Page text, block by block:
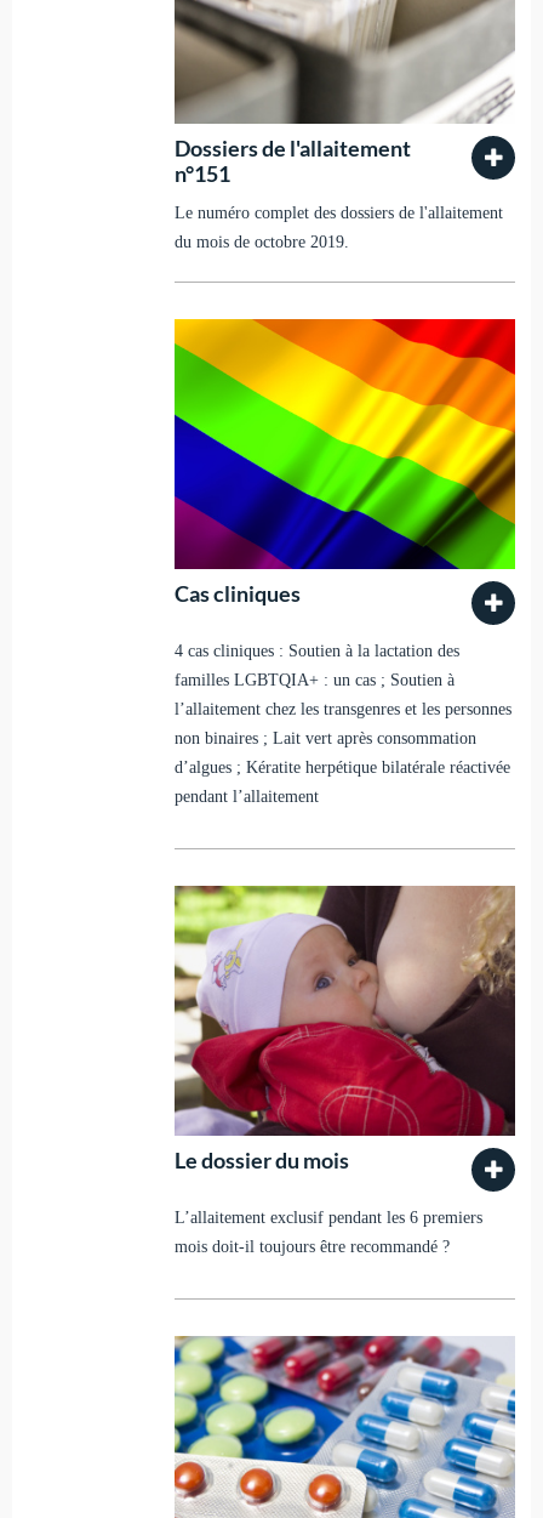
Dossiers de l'allaitement
n°151
Le numéro complet des dossiers de l'allaitement
du mois de octobre 2019.
Cas cliniques
4 cas cliniques : Soutien à la lactation des
familles LGBTQIA+ : un cas ; Soutien à
l’allaitement chez les transgenres et les personnes
non binaires ; Lait vert après consommation
d’algues ; Kératite herpétique bilatérale réactivée
pendant l’allaitement
Le dossier du mois
L’allaitement exclusif pendant les 6 premiers
mois doit-il toujours être recommandé ?